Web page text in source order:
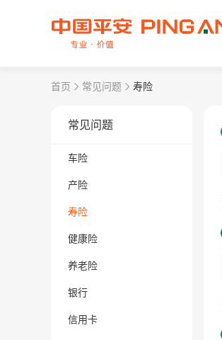
首页 常见问题 寿险
常见问题
车险
产险
寿险
健康险
养老险
银行
信用卡